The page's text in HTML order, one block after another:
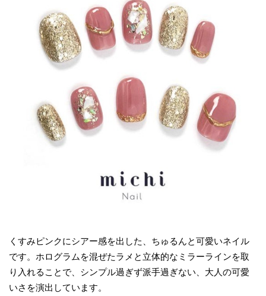
くすみピンクにシアー感を出した、ちゅるんと可愛いネイル
です。ホログラムを混ぜたラメと立体的なミラーラインを取
り入れることで、シンプル過ぎず派手過ぎない、大人の可愛
いさを演出しています。